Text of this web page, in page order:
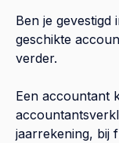
Ben je gevestigd
geschikte
verder.
Een accountant
jaarrekening, bij